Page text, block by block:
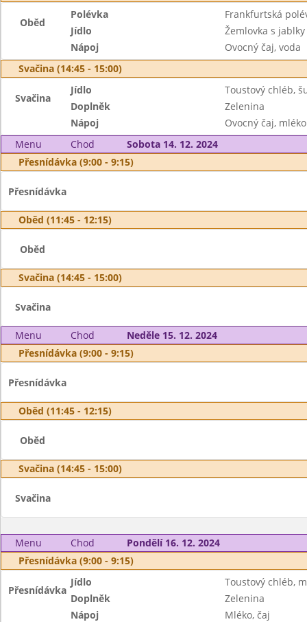
Oběd
Polévka
Frankfurtská
Jídlo
Žemlovka s
Nápoj
Ovocný čaj, voda
Svačina (14:45 - 15:00)
Svačina
Jídlo
Toustový chléb,
Doplněk
Zelenina
Nápoj
Ovocný čaj, mléko
Menu
Chod
Sobota 14. 12. 2024
Přesnídávka (9:00 - 9:15)
Přesnídávka
Oběd (11:45 - 12:15)
Oběd
Svačina (14:45 - 15:00)
Svačina
Menu Chod
Neděle 15. 12. 2024
Přesnídávka (9:00 - 9:15)
Přesnídávka
Oběd (11:45 - 12:15)
Oběd
Svačina (14:45 - 15:00)
Svačina
Menu Chod
Pondělí 16. 12. 2024
Přesnídávka (9:00 - 9:15)
Přesnídávka
Jídlo
Toustový chléb,
Doplněk
Zelenina
Nápoj
Mléko, čaj